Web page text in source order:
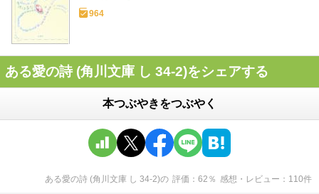
964
ある愛の詩 (角川文庫 し 34-2)をシェアする
本つぶやきをつぶやく
ある愛の詩 (角川文庫 し 34-2)の 評価 62 ％ 感想・レビュー 110件